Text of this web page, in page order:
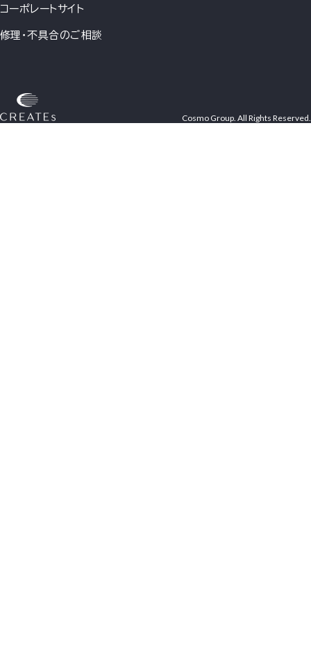
コーポレートサイト
修理・不具合のご相談
Cosmo Group. All Rights Reserved.